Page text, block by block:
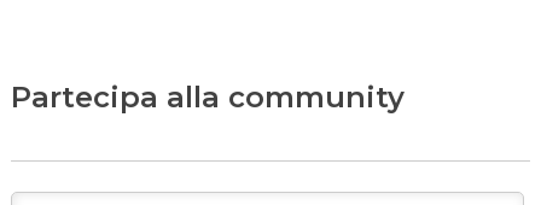
Partecipa alla community